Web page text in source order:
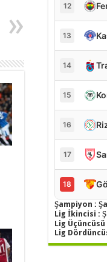
12
13
14
15
16
17
18
Şampiyon :
Lig İkincisi :
Lig
Lig